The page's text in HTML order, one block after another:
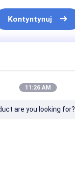
Kontyntynuj
11:26 AM
are you looking for?